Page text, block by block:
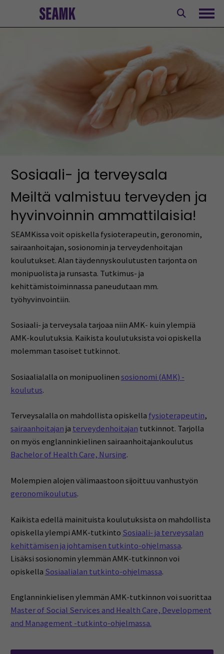
Sosiaali- ja terveysala
Meiltä valmistuu terveyden ja
hyvinvoinnin ammattilaisia!
SEAMKissa voit opiskella fysioterapeutin, geronomin,
sairaanhoitajan, sosionomin ja terveydenhoitajan
koulutukset. Alan täydennyskoulutusten tarjonta on
monipuolista ja runsasta. Tutkimus- ja
kehittämistoiminnassa paneudutaan mm.
työhyvinvointiin.
Sosiaali- ja terveysala tarjoaa niin AMK- kuin ylempiä
AMK-koulutuksia. Kaikista koulutuksista voi opiskella
molemman tasoiset tutkinnot.
Sosiaalialalla on monipuolinensosionomi (AMK) -
koulutus.
Terveysalalla on mahdollista opiskella fysioterapeutin,
sairaanhoitajanja terveydenhoitajan tutkinnot. Tarjolla
on myös englanninkielinen sairaanhoitajankoulutus
Bachelor of Health Care, Nursing.
Molempien alojen välimaastoon sijoittuu vanhustyön
geronomikoulutus.
Kaikista edellä mainituista koulutuksista on mahdollista
opiskella ylempi AMK-tutkinto Sosiaali- ja terveysalan
kehittämisen ja johtamisen tutkinto-ohjelmassa.
Lisäksi sosionomin ylemmän AMK-tutkinnon voi
opiskella Sosiaalialan tutkinto-ohjelmassa.
Englanninkielisen ylemmän AMK-tutkinnon voi suorittaa
Master of Social Services and Health Care, Development
and Management -tutkinto-ohjelmassa.